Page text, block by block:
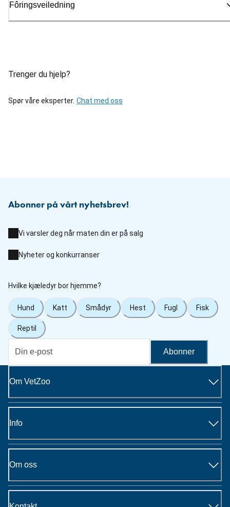
Fôringsveiledning
Trenger du hjelp?
Spør våre eksperter. Chat med oss
Abonner på vårt nyhetsbrev!
Vi varsler deg når maten din er på salg
Nyheter og konkurranser
Hvilke kjæledyr bor hjemme?
Hund Katt Smådyr Hest Fugl Fisk
Reptil
Abonner
Om VetZoo
Info
Om oss